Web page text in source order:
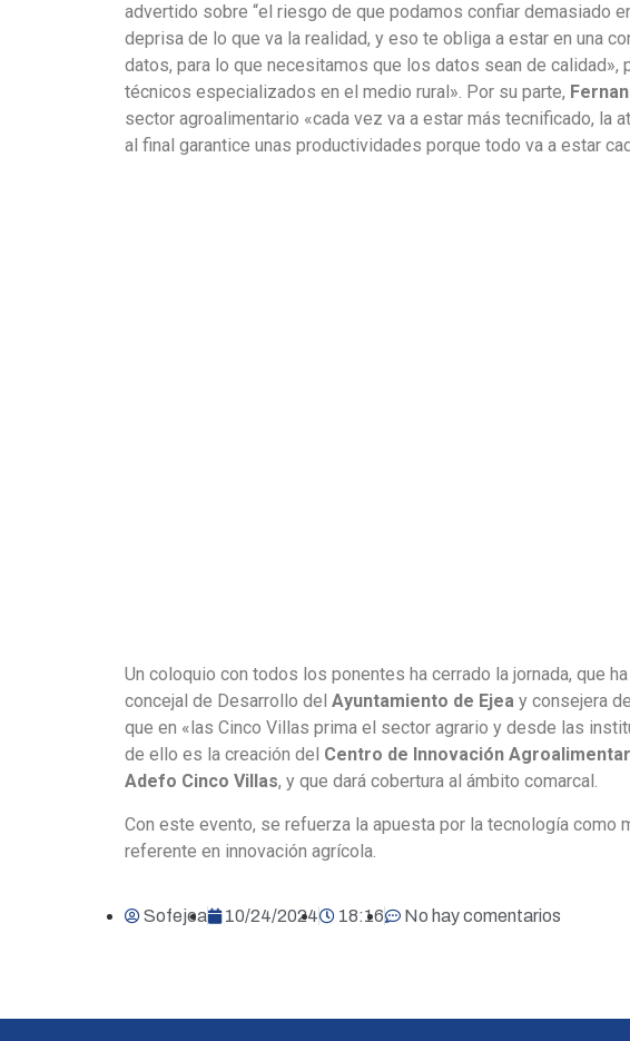
advertido sobre “el riesgo de que podamos confiar demasiado
deprisa de lo que va la realidad, y eso te obliga a estar en una
datos, para lo que necesitamos que los datos sean de
técnicos especializados en el medio rural». Por su parte,
sector agroalimentario «cada vez va a estar más tecnificado, la
al final garantice unas productividades porque todo va a estar
Un coloquio con todos los ponentes ha cerrado la jornada, que
concejal de Desarrollo del Ayuntamiento de Ejea y consejera
que en «las Cinco Villas prima el sector agrario y desde las
de ello es la creación del Centro de Innovación
Adefo Cinco Villas, y que dará cobertura al ámbito comarcal.
Con este evento, se refuerza la apuesta por la tecnología
referente en innovación agrícola.
Sofejea 10/24/2024 18:16 No hay comentarios